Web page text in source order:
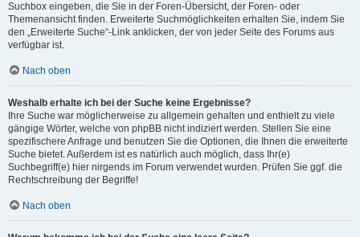
Suchbox eingeben, die Sie in der Foren-Übersicht, der Foren- oder
Themenansicht finden. Erweiterte Suchmöglichkeiten erhalten Sie, indem Sie
den „Erweiterte Suche“-Link anklicken, der von jeder Seite des Forums aus
verfügbar ist.
Nach oben
Weshalb erhalte ich bei der Suche keine Ergebnisse?
Ihre Suche war möglicherweise zu allgemein gehalten und enthielt zu viele
gängige Wörter, welche von phpBB nicht indiziert werden. Stellen Sie eine
spezifischere Anfrage und benutzen Sie die Optionen, die Ihnen die erweiterte
Suche bietet. Außerdem ist es natürlich auch möglich, dass Ihr(e)
Suchbegriff(e) hier nirgends im Forum verwendet wurden. Prüfen Sie ggf. die
Rechtschreibung der Begriffe!
Nach oben